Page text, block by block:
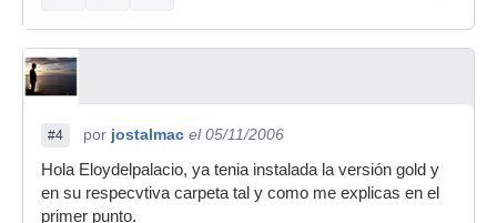
#4 por jostalmac el 05/11/2006
Hola Eloydelpalacio, ya tenia instalada la versión gold y
en su respecvtiva carpeta tal y como me explicas en el
primer punto.